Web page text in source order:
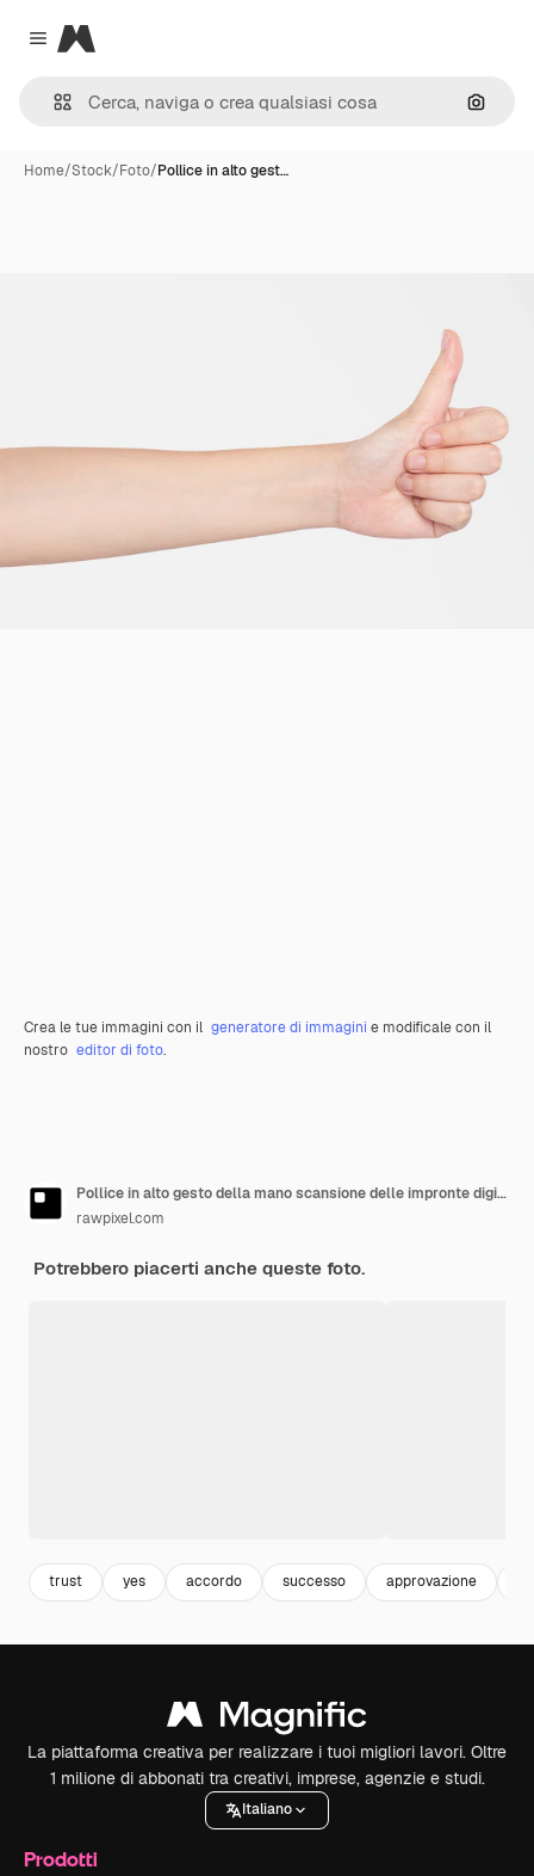
Close menu
Magnific
Cerca
Home/Stock/Foto/Pollice in alto gest…
Crea le tue immagini con il generatore di immagini e modificale con il
nostro editor di foto.
Pollice in alto gesto della mano scansione delle impronte digitali tecnologia di sicurezza biometrica
rawpixel.com
Potrebbero piacerti anche queste foto.
trust yes accordo successo approvazione
La piattaforma creativa per realizzare i tuoi migliori lavori. Oltre
1 milione di abbonati tra creativi, imprese, agenzie e studi.
Italiano
Prodotti